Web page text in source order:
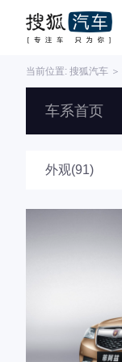
当前位置: 搜狐汽车 ＞
车系首页
外观(91)